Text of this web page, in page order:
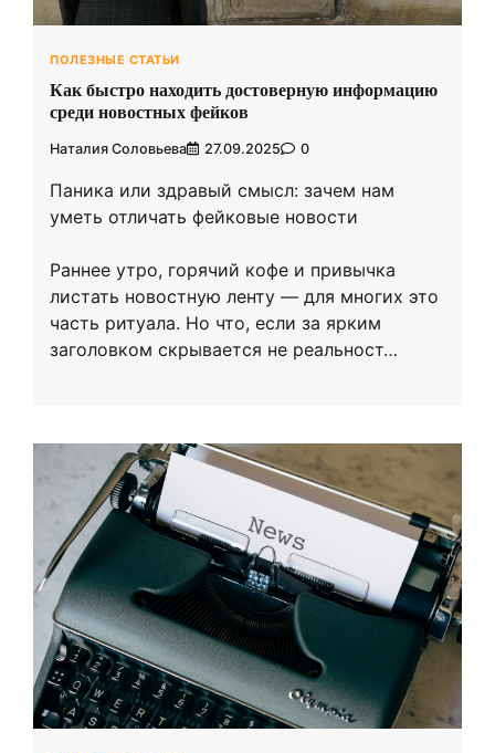
ПОЛЕЗНЫЕ СТАТЬИ
Как быстро находить достоверную информацию
среди новостных фейков
Наталия Соловьева 27.09.2025 0
Паника или здравый смысл: зачем нам
уметь отличать фейковые новости
Раннее утро, горячий кофе и привычка
листать новостную ленту — для многих это
часть ритуала. Но что, если за ярким
заголовком скрывается не реальност…